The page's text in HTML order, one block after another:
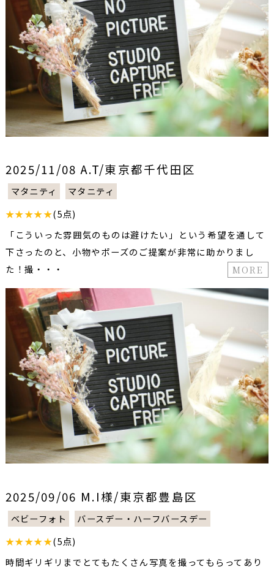
2025/11/08 A.T/東京都千代田区
マタニティ
マタニティ
★★★★★(5点)
「こういった雰囲気のものは避けたい」という希望を通して
下さったのと、小物やポーズのご提案が非常に助かりまし
た！撮・・・
MORE
2025/09/06 M.I様/東京都豊島区
ベビーフォト
バースデー・ハーフバースデー
★★★★★(5点)
時間ギリギリまでとてもたくさん写真を撮ってもらってあり